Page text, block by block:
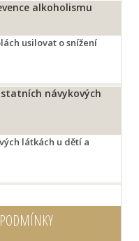
alkoholismu
usilovat o snížení
návykových
látkách u dětí a